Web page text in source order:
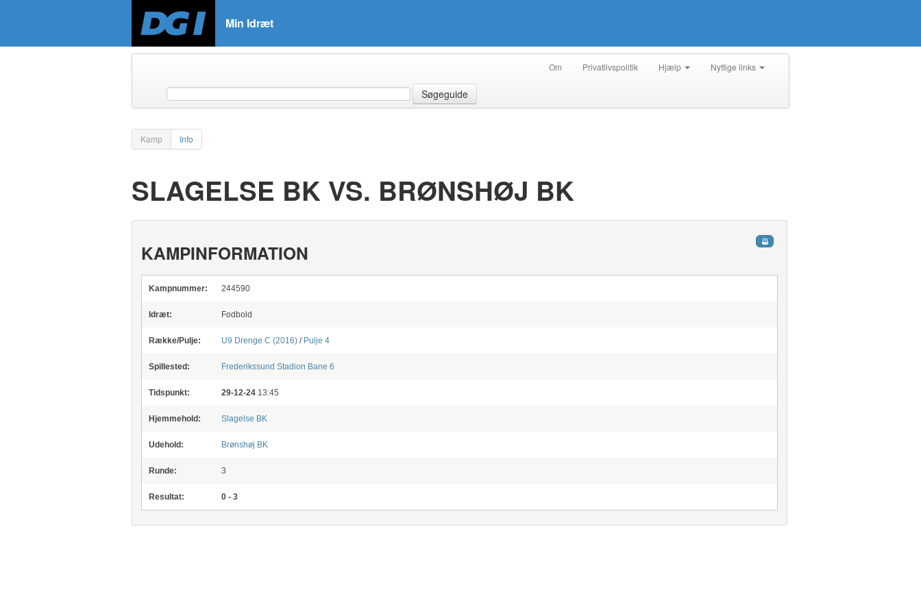
Min Idræt
Om Privatlivspolitik Hjælp Nyttige links
Søgeguide
Kamp Info
SLAGELSE BK VS. BRØNSHØJ BK
KAMPINFORMATION
Kampnummer: 244590
Idræt: Fodbold
Række/Pulje: U9 Drenge C (2016) / Pulje 4
Spillested: Frederikssund Stadion Bane 6
Tidspunkt: 29-12-24 13:45
Hjemmehold: Slagelse BK
Udehold: Brønshøj BK
Runde: 3
Resultat: 0 - 3